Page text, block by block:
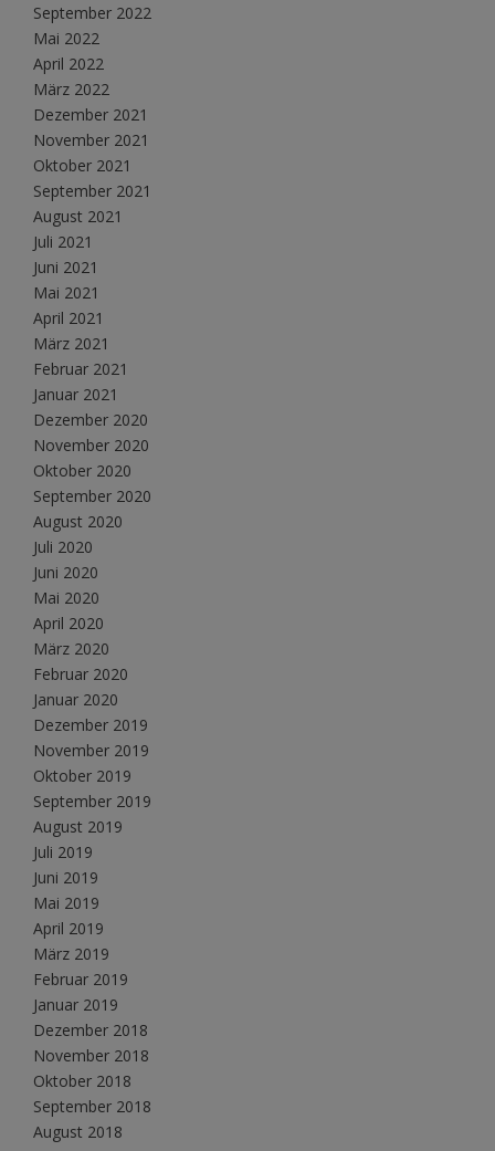
September 2022
Mai 2022
April 2022
März 2022
Dezember 2021
November 2021
Oktober 2021
September 2021
August 2021
Juli 2021
Juni 2021
Mai 2021
April 2021
März 2021
Februar 2021
Januar 2021
Dezember 2020
November 2020
Oktober 2020
September 2020
August 2020
Juli 2020
Juni 2020
Mai 2020
April 2020
März 2020
Februar 2020
Januar 2020
Dezember 2019
November 2019
Oktober 2019
September 2019
August 2019
Juli 2019
Juni 2019
Mai 2019
April 2019
März 2019
Februar 2019
Januar 2019
Dezember 2018
November 2018
Oktober 2018
September 2018
August 2018